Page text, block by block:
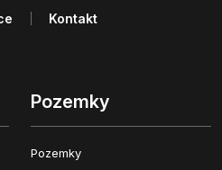
Pozemky
Pozemky
Kontakt